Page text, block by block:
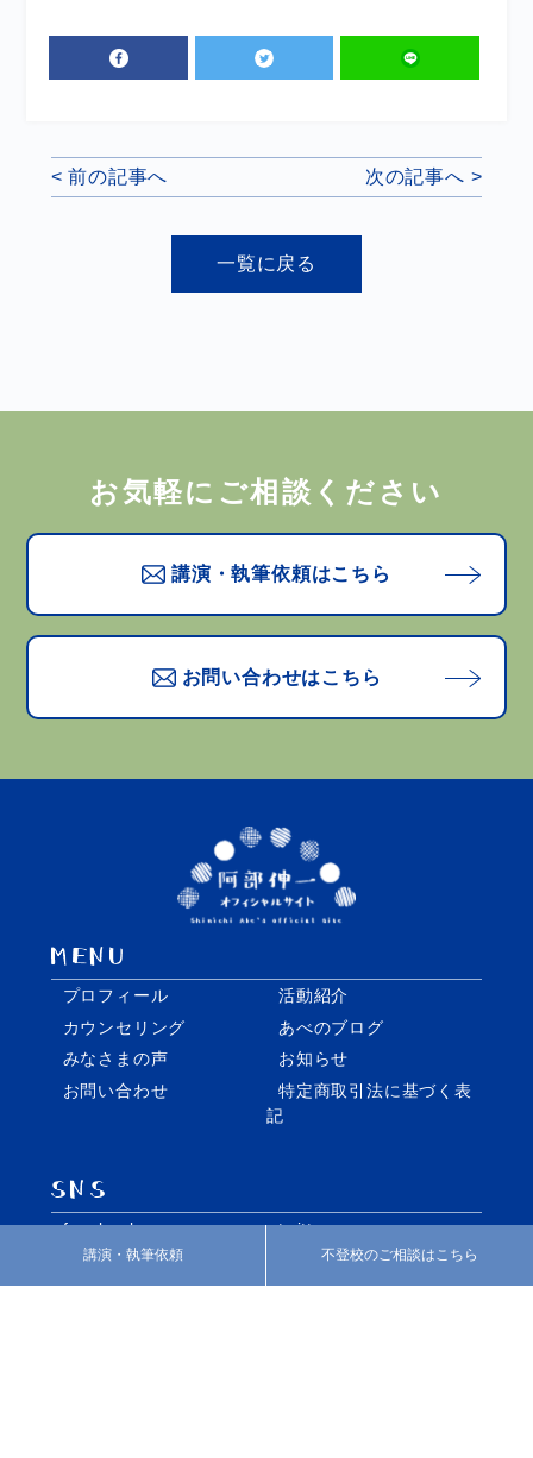
講演・執筆依頼 不登校のご相談はこちら
< 前の記事へ 次の記事へ >
一覧に戻る
お気軽にご相談ください
講演・執筆依頼はこちら
お問い合わせはこちら
プロフィール
活動紹介
カウンセリング
あべのブログ
みなさまの声
お知らせ
お問い合わせ
特定商取引法に基づく表
記
facebook
twitter
Instagram